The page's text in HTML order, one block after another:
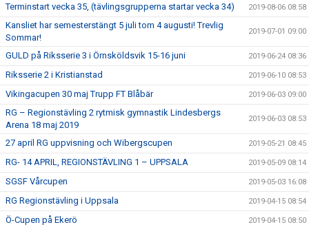
Terminstart vecka 35, (tävlingsgrupperna startar vecka 34) 2019-08-06 08:58
Kansliet har semesterstängt 5 juli tom 4 augusti! Trevlig
Sommar!
2019-07-01 09:00
GULD på Riksserie 3 i Örnsköldsvik 15-16 juni 2019-06-24 08:36
Riksserie 2 i Kristianstad 2019-06-10 08:53
Vikingacupen 30 maj Trupp FT Blåbär 2019-06-03 09:00
RG – Regionstävling 2 rytmisk gymnastik Lindesbergs
Arena 18 maj 2019
2019-06-03 08:53
27 april RG uppvisning och Wibergscupen 2019-05-21 08:45
RG- 14 APRIL, REGIONSTÄVLING 1 – UPPSALA 2019-05-09 08:14
SGSF Vårcupen 2019-05-03 16:08
RG Regionstävling i Uppsala 2019-04-15 08:54
Ö-Cupen på Ekerö 2019-04-15 08:50